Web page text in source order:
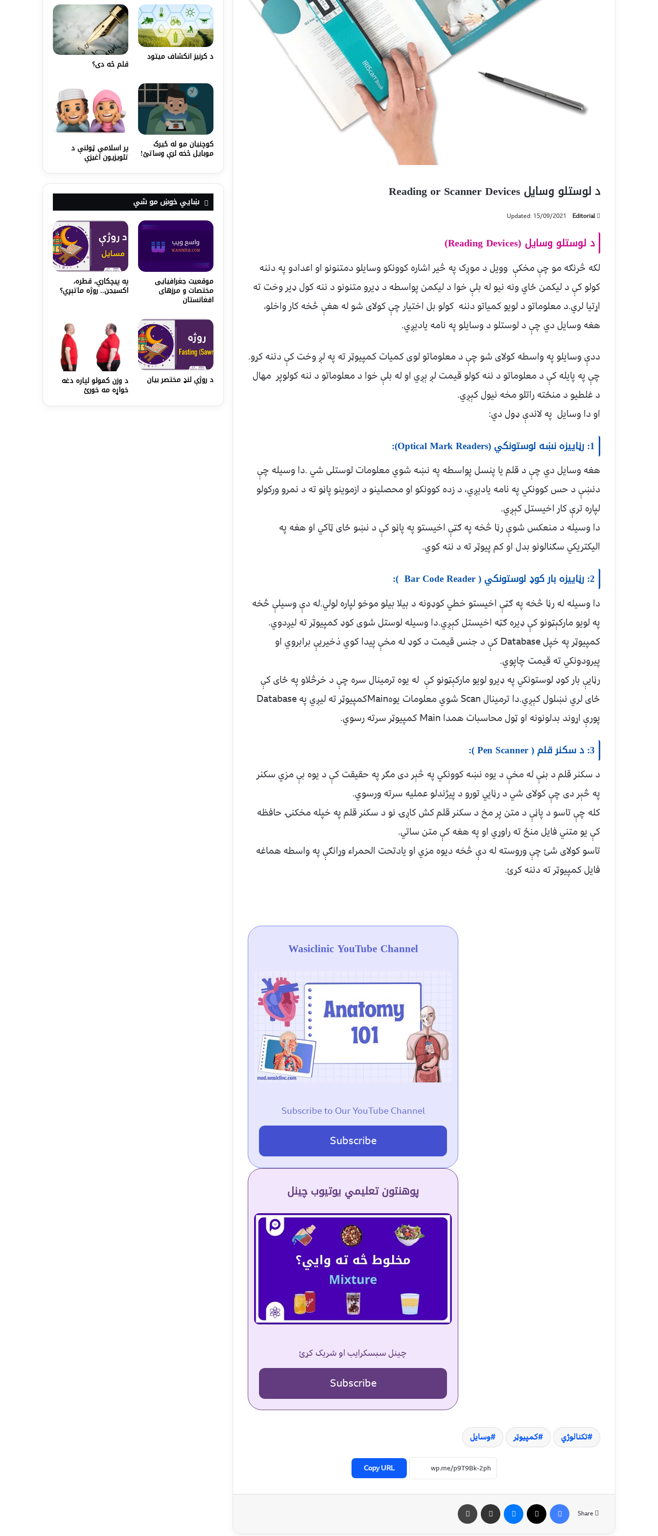
د لوستلو وسایل Reading or Scanner Devices
Editorial
Updated: 15/09/2021
د لوستلو وسايل (Reading Devices)
لکه څرنګه مو چې مخکې وويل د موږک په څير اشاره کوونکو وسايلو دمتنونو او اعدادو په دننه
کولو کې د ليکمن ځاي ونه نيو له بلې خوا د ليکمن پواسطه د ډيرو متنونو د ننه کول ډير وخت ته
اړتيا لري.د معلوماتو د لويو کمياتو دننه کولو بل اختيار چې کولای شو له هغې څخه کار واخلو،
هغه وسايل دي چې د لوستلو د وسايلو په نامه ياديږي.
ددې وسايلو په واسطه کولای شو چې د معلوماتو لوی کميات کمپيوټر ته په لږ وخت کې دننه کړو.
چې په پايله کې د معلوماتو د ننه کولو قيمت لږ ېږي او له بلې خوا د معلوماتو د ننه کولوپر مهال
د غلطيو د منځته راتلو مخه نيول کېږي.
او دا وسايل په لاندې ډول دي:
1: رڼاییزه نښه لوستونکي (Optical Mark Readers):
هغه وسايل دي چې د قلم يا پنسل پواسطه په نښه شوي معلومات لوستلی شي .دا وسيله چې
دنښې د حس کوونکي په نامه ياديږي، د زده کوونکو او محصلينو د ازموينو پاڼو ته د نمرو ورکولو
لپاره ترې کار اخيستل کېږي.
دا وسيله د منعکس شوې رڼا څخه په ګټې اخيستو په پاڼو کې د نښو ځای ټاکي او هغه په
اليکتريکي سګنالونو بدل او کم پيوټر ته د ننه کوي.
2: رڼايیزه بار کوډ لوستونکي ( Bar Code Reader ):
دا وسيله له رڼا څخه په ګټې اخيستو خطي کوډونه د بيلا بيلو موخو لپاره لولي.له دې وسيلې څخه
په لويو مارکېټونو کې ډيره ګټه اخيستل کېږي.دا وسيله لوستل شوی کوډ کمپيوټر ته ليږدوي.
کمپيوټر په خپل Database کې د جنس قيمت د کوډ له مخې پيدا کوي ذخيريې برابروي او
پيرودونکي ته قيمت چاپوي.
رڼايې بار کوډ لوستونکي په ډيرو لويو مارکېټونو کې له يوه ترمينال سره چې د خرڅلاو په ځای کې
ځای لري نښلول کېږي.دا ترمينال Scan شوي معلومات يوهMainکمپيوټر ته ليږي په Database
پورې اړوند بدلونونه او ټول محاسبات همدا Main کمپيوټر سرته رسوي.
3: د سکنر قلم ( Pen Scanner ):
د سکنر قلم د بڼې له مخې د يوه نښه کوونکي په څېر دی مګر په حقيقت کې د يوه بې مزي سکنر
په څېر دی چې کولای شي د رڼايي تورو د پيژندلو عمليه سرته ورسوي.
کله چې تاسو د پاڼې د متن پر مخ د سکنر قلم کش کاږۍ نو د سکنر قلم په خپله مخکنۍ حافظه
کې يو متني فايل منځ ته راوړي او په هغه کې متن ساتي.
تاسو کولای شئ چې وروسته له دې څخه ديوه مزي او يادتحت الحمراء وړانګې په واسطه هماغه
فايل کمپيوټر ته دننه کړئ.
Wasiclinic YouTube Channel
Subscribe to Our YouTube Channel
Subscribe
پوهنتون تعلیمي یوتیوب چینل
چینل سبسکرایب او شریک کړئ
Subscribe
تکنالوژي کمپیوټر وسایل
Copy URL
Share
د کرنيز انکشاف ميتود
قلم څه دی؟
کوچنیان مو له ځیرک
موبایل څخه لرې وساتئ! پر اسلامي ټولنې د
تلويزيون اغيزې
ښايي خوښ مو شي
موقعیت جغرافیایی
مختصات و مرزهای
افغانستان
په پيچکاري، قطره،
اکسيجن.. روژه ماتېږي؟
د روژې لنډ مختصر بیان د وزن کمولو لپاره دغه
خواړه مه خورئ